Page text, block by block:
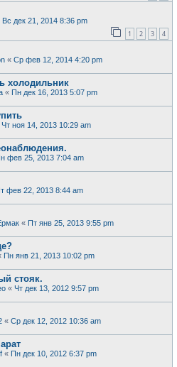
Вс дек 21, 2014 8:36 pm
1 2 3 4
« Ср фев 12, 2014 4:20 pm
холодильник
« Пн дек 16, 2013 5:07 pm
Чт ноя 14, 2013 10:29 am
фев 25, 2013 7:04 am
фев 22, 2013 8:44 am
« Пт янв 25, 2013 9:55 pm
Пн янв 21, 2013 10:02 pm
стояк.
« Чт дек 13, 2012 9:57 pm
« Ср дек 12, 2012 10:36 am
« Пн дек 10, 2012 6:37 pm